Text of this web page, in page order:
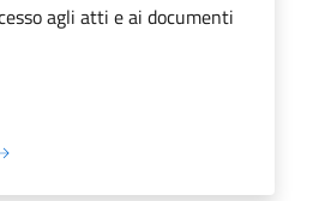
agli atti e ai documenti